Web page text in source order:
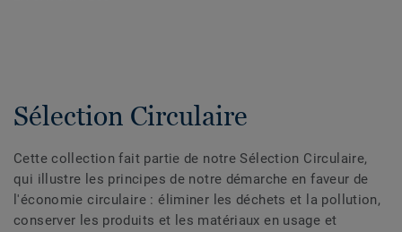
Sélection Circulaire
Cette collection fait partie de notre Sélection Circulaire,
qui illustre les principes de notre démarche en faveur de
l'économie circulaire : éliminer les déchets et la pollution,
conserver les produits et les matériaux en usage et